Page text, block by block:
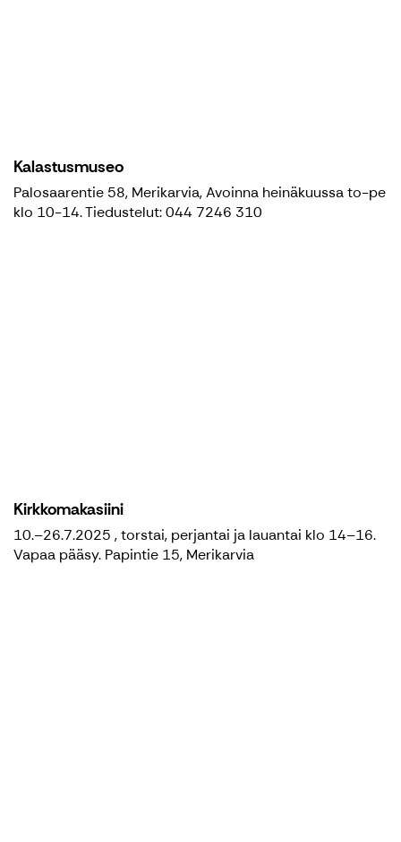
Kalastusmuseo
Palosaarentie 58, Merikarvia, Avoinna heinäkuussa to-pe
klo 10-14. Tiedustelut: 044 7246 310
Kirkkomakasiini
10.–26.7.2025 , torstai, perjantai ja lauantai klo 14–16.
Vapaa pääsy. Papintie 15, Merikarvia